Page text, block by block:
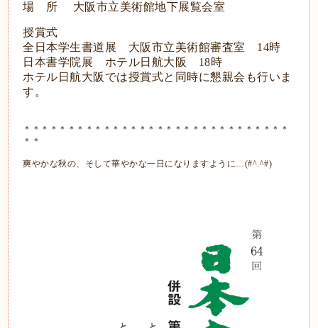
場 所 大阪市立美術館地下展覧会室
授賞式
全日本学生書道展 大阪市立美術館審査室 14時
日本書学院展 ホテル日航大阪 18時
ホテル日航大阪では授賞式と同時に懇親会も行いま
す。
＊＊＊＊＊＊＊＊＊＊＊＊＊＊＊＊＊＊＊＊＊＊＊＊＊＊＊＊＊＊
＊＊
爽やかな秋の、そして華やかな一日になりますように…(#^.^#)